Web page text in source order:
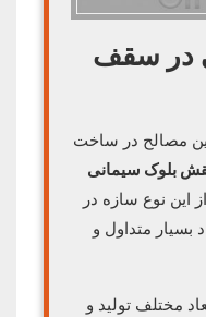
در سقف
مصالح در ساخت
بلوک سیمانی
این نوع سازه در
بسیار متداول و
مختلف تولید و